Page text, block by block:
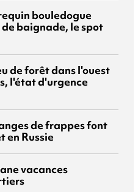
bouledogue
baignade, le spot
de forêt dans l'ouest
l'état d'urgence
de frappes font
en Russie
vacances